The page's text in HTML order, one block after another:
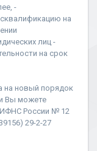
-
на
лиц -
на срок
на новый порядок
Вы можете
России № 12
29-2-27